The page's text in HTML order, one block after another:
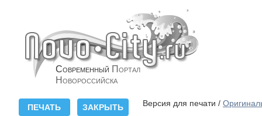
Современный Портал
Новороссийска
Версия для печати /